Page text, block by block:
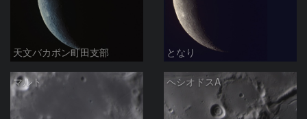
天文バカボン町田支部 となり
マルト ヘシオドスA